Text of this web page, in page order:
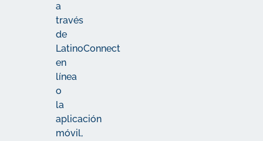
a
través
de
LatinoConnect
en
línea
o
la
aplicación
móvil,